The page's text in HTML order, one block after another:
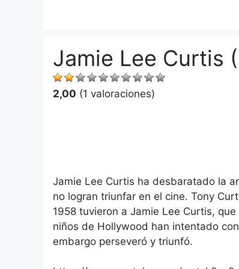
Jamie Lee Curtis
2,00 (1 valoraciones)
Jamie Lee Curtis ha desbaratado la
no logran triunfar en el cine. Tony
1958 tuvieron a Jamie Lee Curtis,
niños de Hollywood han intentado
embargo perseveró y triunfó.